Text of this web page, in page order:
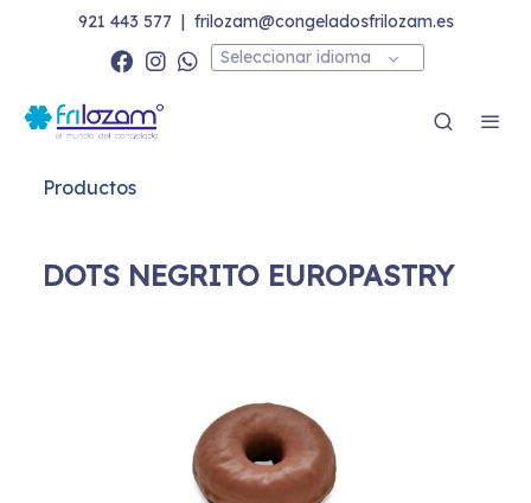
921 443 577 | frilozam@congeladosfrilozam.es
Seleccionar idioma
Productos
DOTS NEGRITO EUROPASTRY